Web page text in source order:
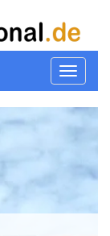
Toggle